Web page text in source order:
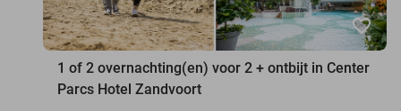
favorite_border
1 of 2 overnachting(en) voor 2 + ontbijt in Center
Parcs Hotel Zandvoort